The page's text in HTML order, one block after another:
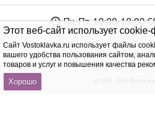
Этот веб-сайт использует
Cайт Vostoklavka.ru использует файлы
вашего удобства пользования сайтом,
товаров и услуг и повышения качества
Хорошо
Пн-Пт. 10:00-19:00
ООО «Юнит Групп»,